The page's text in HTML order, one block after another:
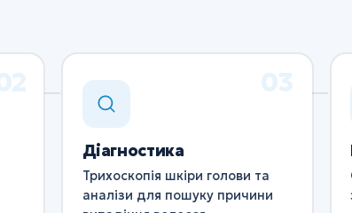
Діагностика
Трихоскопія шкіри голови та
аналізи для пошуку причини